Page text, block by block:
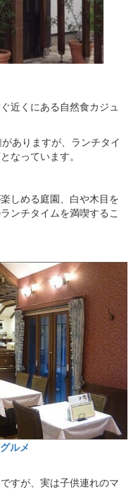
近くにある自然食カジュ
ありますが、ランチタイ
なっています。
しめる庭園、白や木目を
ンチタイムを満喫するこ
ルメ
すが、実は子供連れのマ